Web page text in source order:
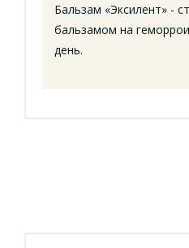
Бальзам «Эксилент» -
бальзамом на
день.